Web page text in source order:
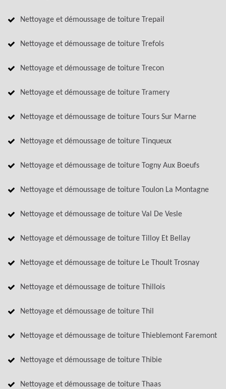
Nettoyage et démoussage de toiture Trepail
Nettoyage et démoussage de toiture Trefols
Nettoyage et démoussage de toiture Trecon
Nettoyage et démoussage de toiture Tramery
Nettoyage et démoussage de toiture Tours Sur Marne
Nettoyage et démoussage de toiture Tinqueux
Nettoyage et démoussage de toiture Togny Aux Boeufs
Nettoyage et démoussage de toiture Toulon La Montagne
Nettoyage et démoussage de toiture Val De Vesle
Nettoyage et démoussage de toiture Tilloy Et Bellay
Nettoyage et démoussage de toiture Le Thoult Trosnay
Nettoyage et démoussage de toiture Thillois
Nettoyage et démoussage de toiture Thil
Nettoyage et démoussage de toiture Thieblemont Faremont
Nettoyage et démoussage de toiture Thibie
Nettoyage et démoussage de toiture Thaas